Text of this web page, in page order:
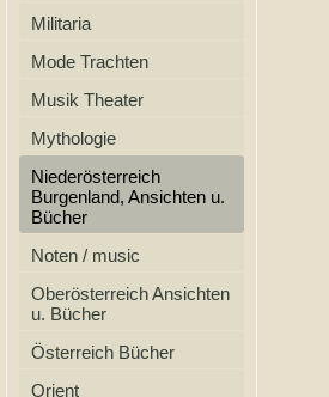
Militaria
Mode Trachten
Musik Theater
Mythologie
Niederösterreich
Burgenland, Ansichten u.
Bücher
Noten / music
Oberösterreich Ansichten
u. Bücher
Österreich Bücher
Orient